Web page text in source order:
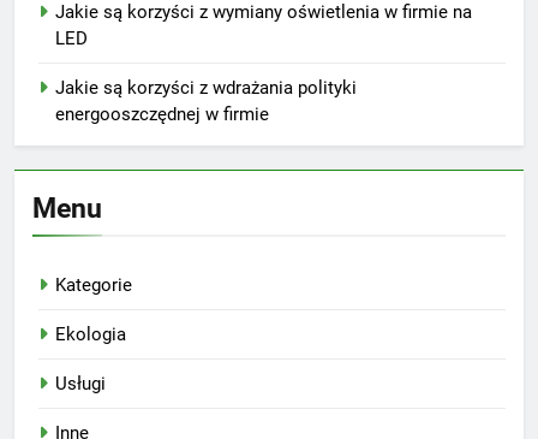
Jakie są korzyści z wymiany oświetlenia w firmie na
LED
Jakie są korzyści z wdrażania polityki
energooszczędnej w firmie
Menu
Kategorie
Ekologia
Usługi
Inne